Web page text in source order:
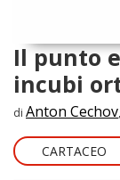
Il punto
incubi
di Anton Cechov,
CARTACEO